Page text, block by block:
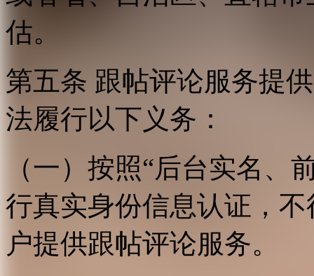
估。
第五条 跟帖评论服务提
法履行以下义务：
（一）按照“后台实名、
行真实身份信息认证，
户提供跟帖评论服务。